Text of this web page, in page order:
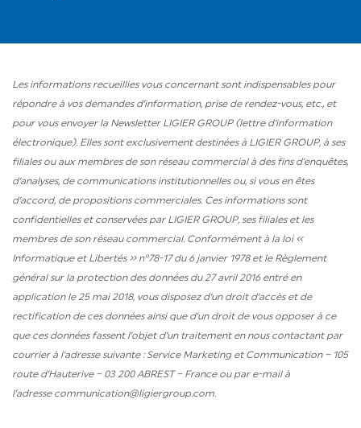
Les informations recueillies vous concernant sont indispensables pour
répondre à vos demandes d’information, prise de rendez-vous, etc., et
pour vous envoyer la Newsletter LIGIER GROUP (lettre d’information
électronique). Elles sont exclusivement destinées à LIGIER GROUP, à ses
filiales ou aux membres de son réseau commercial à des fins d’enquêtes,
d’analyses, de communications institutionnelles ou, si vous en êtes
d’accord, de propositions commerciales. Ces informations sont
confidentielles et conservées par LIGIER GROUP, ses filiales et les
membres de son réseau commercial. Conformément à la loi «
Informatique et Libertés » n°78-17 du 6 janvier 1978 et le Règlement
général sur la protection des données du 27 avril 2016 entré en
application le 25 mai 2018, vous disposez d’un droit d’accès et de
rectification de ces données ainsi que d’un droit de vous opposer à ce
que ces données fassent l’objet d’un traitement en nous contactant par
courrier à l’adresse suivante : Service Marketing et Communication – 105
route d’Hauterive – 03 200 ABREST – France ou par e-mail à
l’adresse communication@ligiergroup.com.